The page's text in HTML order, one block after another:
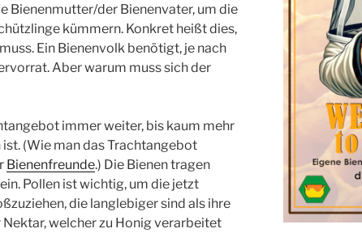
Bienenmutter/der Bienenvater, um die
kümmern. Konkret heißt dies,
Ein Bienenvolk benötigt, je nach
Aber warum muss sich der
immer weiter, bis kaum mehr
(Wie man das Trachtangebot
Bienenfreunde.) Die Bienen tragen
Pollen ist wichtig, um die jetzt
die langlebiger sind als ihre
welcher zu Honig verarbeitet